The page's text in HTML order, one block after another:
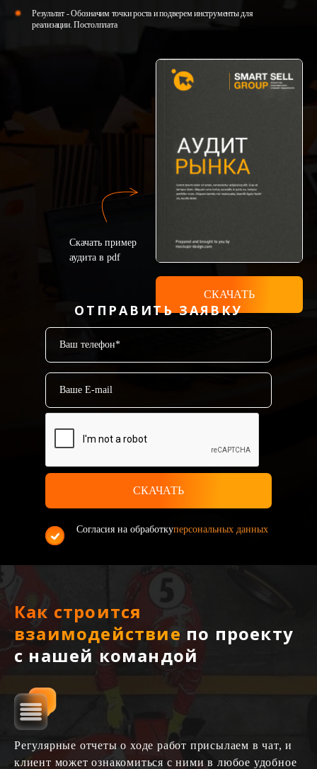
Результат - Обозначим точки роста и подверем инструменты для
реализации. Постолплата
Скачать пример
аудита в pdf
СКАЧАТЬ
ОТПРАВИТЬ ЗАЯВКУ
Согласия на обработкуперсональных данных
Как строится
взаимодействие по проекту
с нашей командой
Регулярные отчеты о ходе работ присылаем в чат, и
клиент может ознакомиться с ними в любое удобное